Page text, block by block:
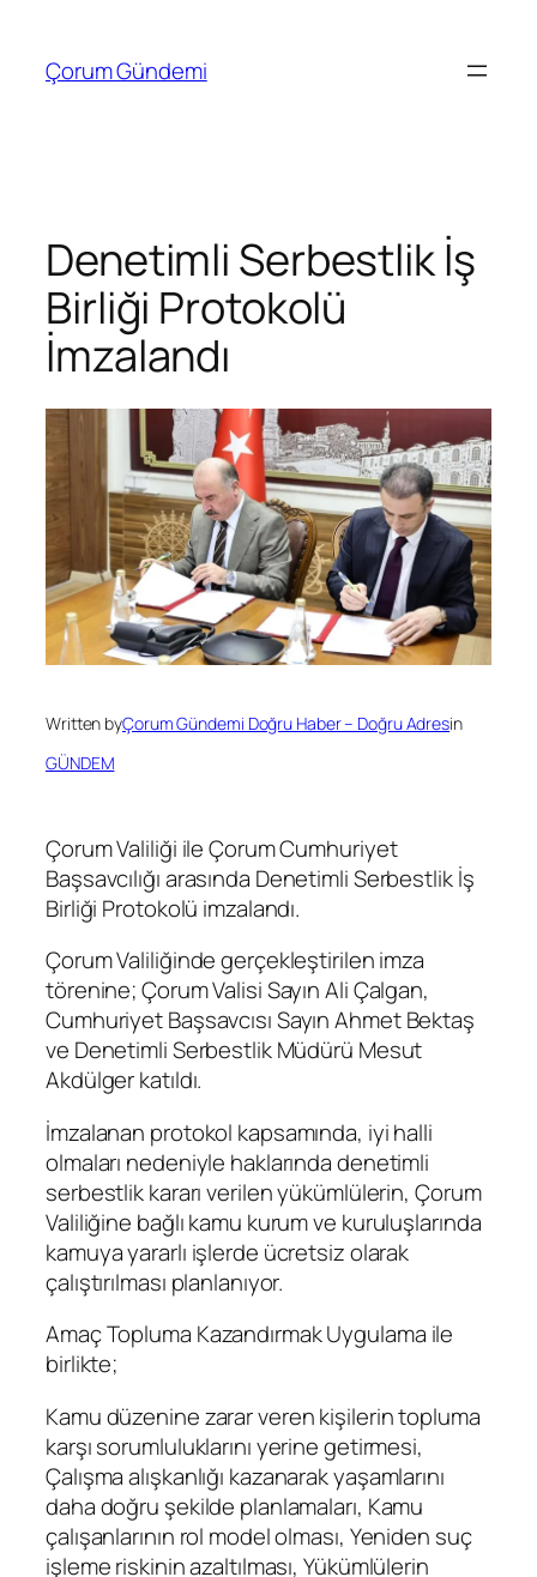
Çorum Gündemi
Denetimli Serbestlik İş
Birliği Protokolü
İmzalandı
Written byÇorum Gündemi Doğru Haber – Doğru Adresin
GÜNDEM
Çorum Valiliği ile Çorum Cumhuriyet
Başsavcılığı arasında Denetimli Serbestlik İş
Birliği Protokolü imzalandı.
Çorum Valiliğinde gerçekleştirilen imza
törenine; Çorum Valisi Sayın Ali Çalgan,
Cumhuriyet Başsavcısı Sayın Ahmet Bektaş
ve Denetimli Serbestlik Müdürü Mesut
Akdülger katıldı.
İmzalanan protokol kapsamında, iyi halli
olmaları nedeniyle haklarında denetimli
serbestlik kararı verilen yükümlülerin, Çorum
Valiliğine bağlı kamu kurum ve kuruluşlarında
kamuya yararlı işlerde ücretsiz olarak
çalıştırılması planlanıyor.
Amaç Topluma Kazandırmak Uygulama ile
birlikte;
Kamu düzenine zarar veren kişilerin topluma
karşı sorumluluklarını yerine getirmesi,
Çalışma alışkanlığı kazanarak yaşamlarını
daha doğru şekilde planlamaları, Kamu
çalışanlarının rol model olması, Yeniden suç
işleme riskinin azaltılması, Yükümlülerin